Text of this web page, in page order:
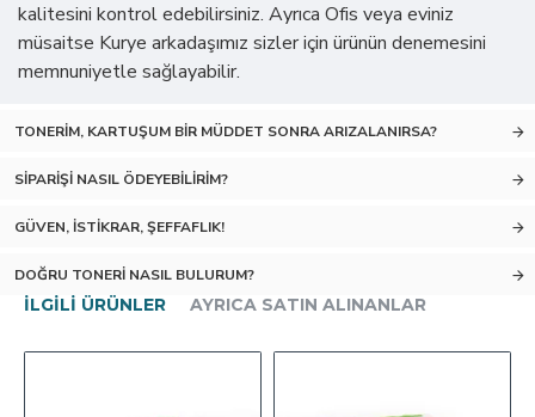
kalitesini kontrol edebilirsiniz. Ayrıca Ofis veya eviniz
müsaitse Kurye arkadaşımız sizler için ürünün denemesini
memnuniyetle sağlayabilir.
TONERIM, KARTUŞUM BIR MÜDDET SONRA ARIZALANIRSA?
SIPARIŞI NASIL ÖDEYEBILIRIM?
GÜVEN, İSTIKRAR, ŞEFFAFLIK!
DOĞRU TONERI NASIL BULURUM?
İLGILI ÜRÜNLER AYRICA SATIN ALINANLAR